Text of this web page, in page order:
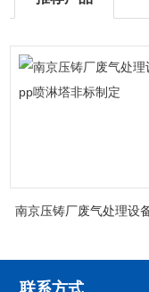
南京压铸厂废气处理设
联系方式